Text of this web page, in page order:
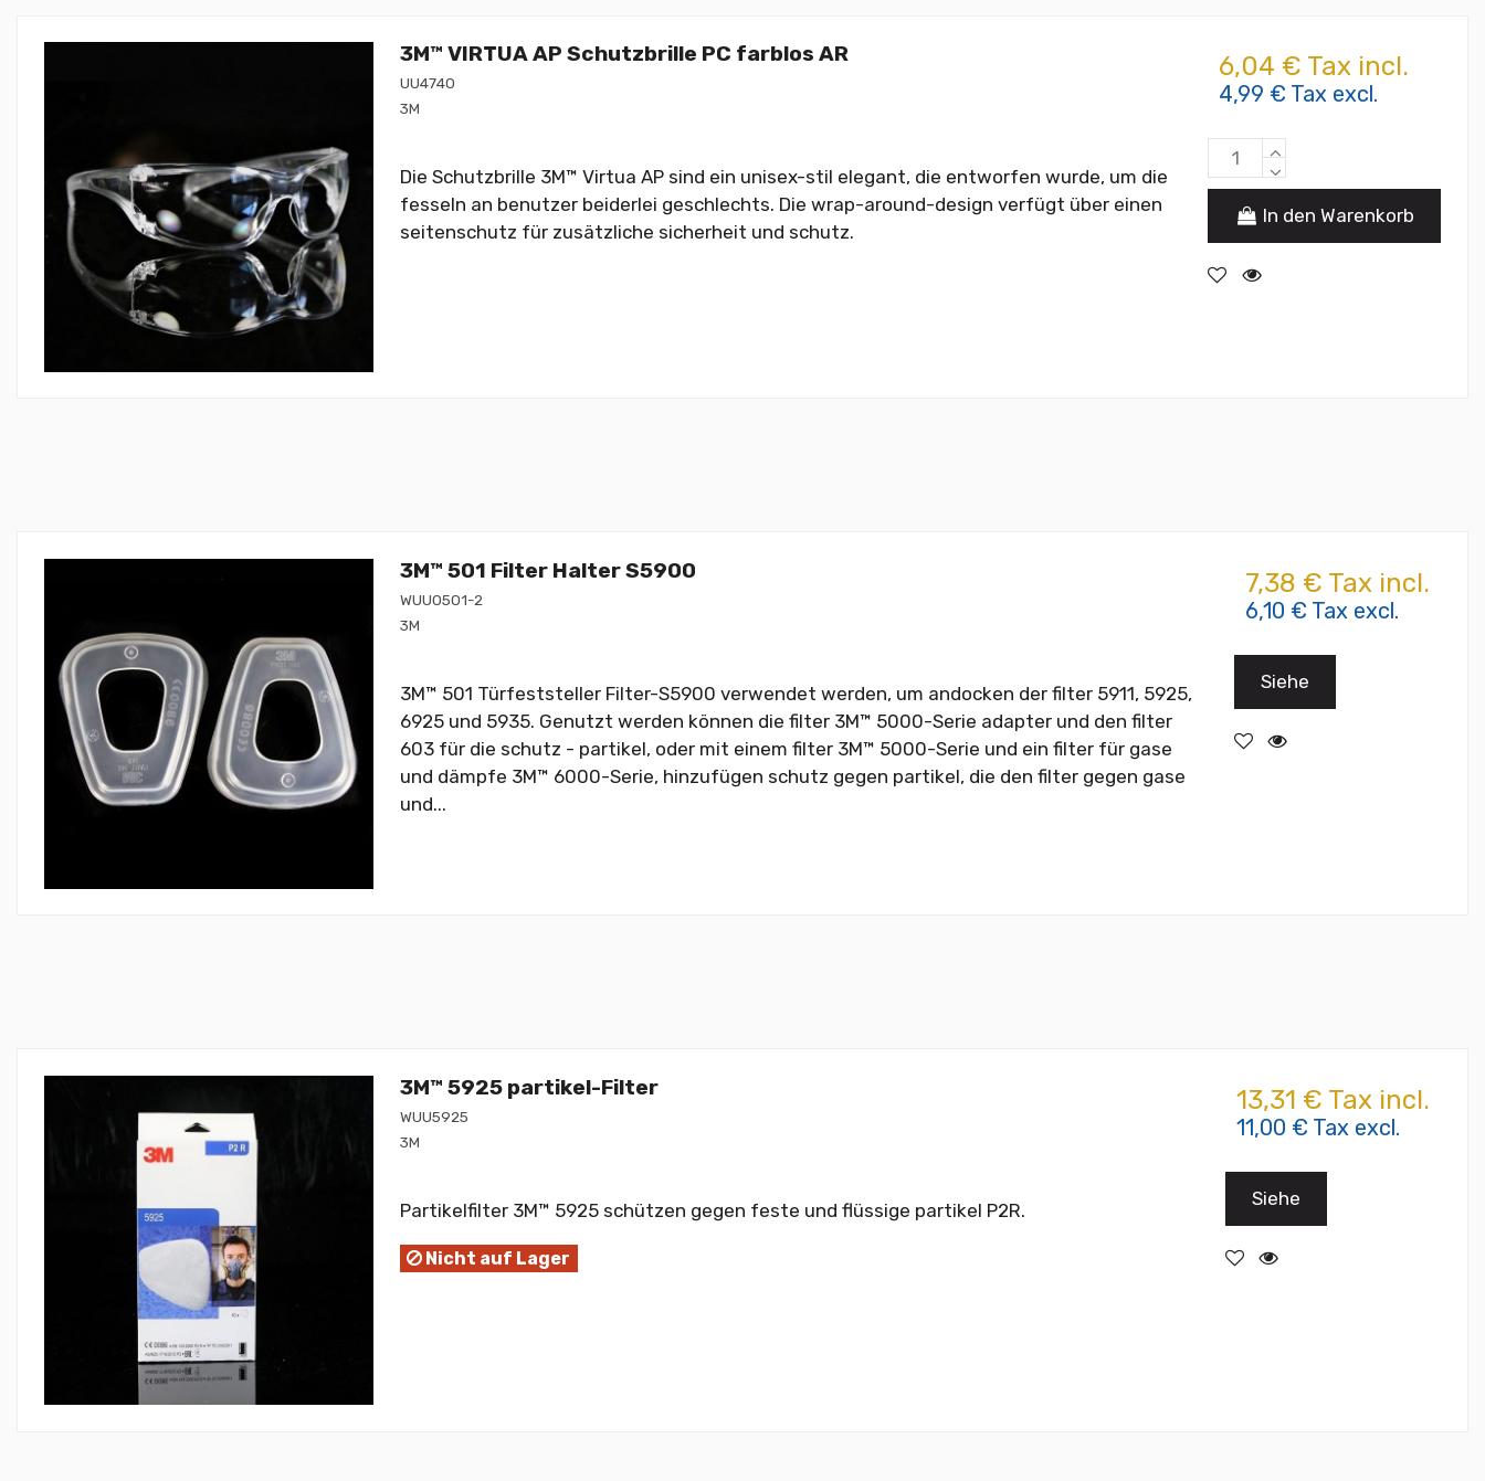
3M™ VIRTUA AP Schutzbrille PC farblos AR
UU4740
3M
Die Schutzbrille 3M™ Virtua AP sind ein unisex-stil elegant, die entworfen wurde, um die
fesseln an benutzer beiderlei geschlechts. Die wrap-around-design verfügt über einen
seitenschutz für zusätzliche sicherheit und schutz.
6,04 € Tax incl.
4,99 € Tax excl.
In den Warenkorb
3M™ 501 Filter Halter S5900
WUU0501-2
3M
3M™ 501 Türfeststeller Filter-S5900 verwendet werden, um andocken der filter 5911, 5925,
6925 und 5935. Genutzt werden können die filter 3M™ 5000-Serie adapter und den filter
603 für die schutz - partikel, oder mit einem filter 3M™ 5000-Serie und ein filter für gase
und dämpfe 3M™ 6000-Serie, hinzufügen schutz gegen partikel, die den filter gegen gase
und...
7,38 € Tax incl.
6,10 € Tax excl.
Siehe
3M™ 5925 partikel-Filter
WUU5925
3M
Partikelfilter 3M™ 5925 schützen gegen feste und flüssige partikel P2R.
Nicht auf Lager
13,31 € Tax incl.
11,00 € Tax excl.
Siehe